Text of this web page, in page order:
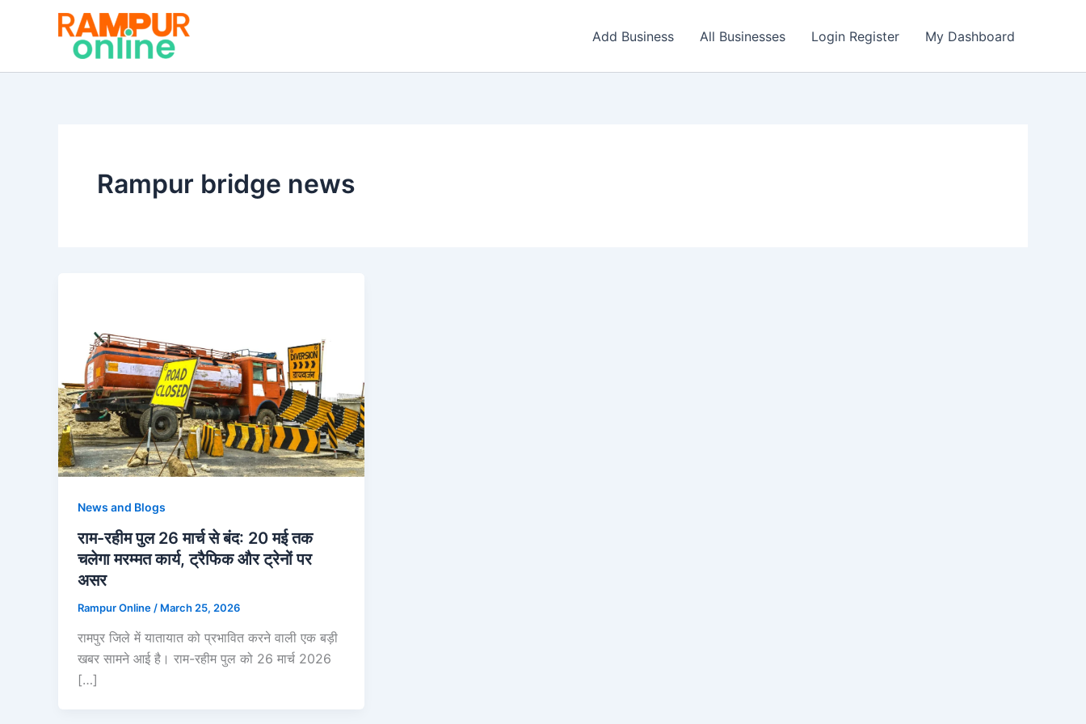
Add Business All Businesses Login Register My Dashboard
Rampur bridge news
News and Blogs
राम-रहीम पुल 26 मार्च से बंद: 20 मई तक
चलेगा मरम्मत कार्य, ट्रैफिक और ट्रेनों पर
असर
Rampur Online / March 25, 2026
रामपुर जिले में यातायात को प्रभावित करने वाली एक बड़ी
खबर सामने आई है। राम-रहीम पुल को 26 मार्च 2026
[…]